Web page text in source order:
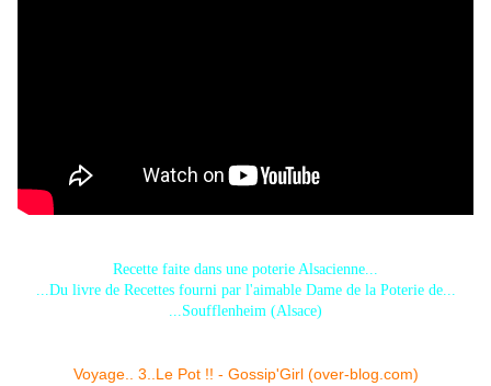
Recette faite dans une poterie Alsacienne...
...Du livre de Recettes fourni par l'aimable Dame de la Poterie de...
...Soufflenheim (Alsace)
Voyage.. 3..Le Pot !! - Gossip'Girl (over-blog.com)